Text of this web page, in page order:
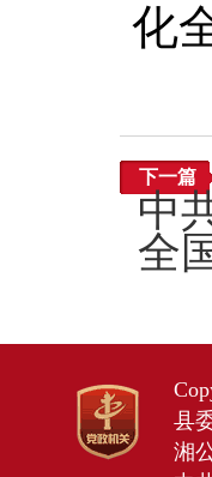
化
下一篇
中
全
县
湘